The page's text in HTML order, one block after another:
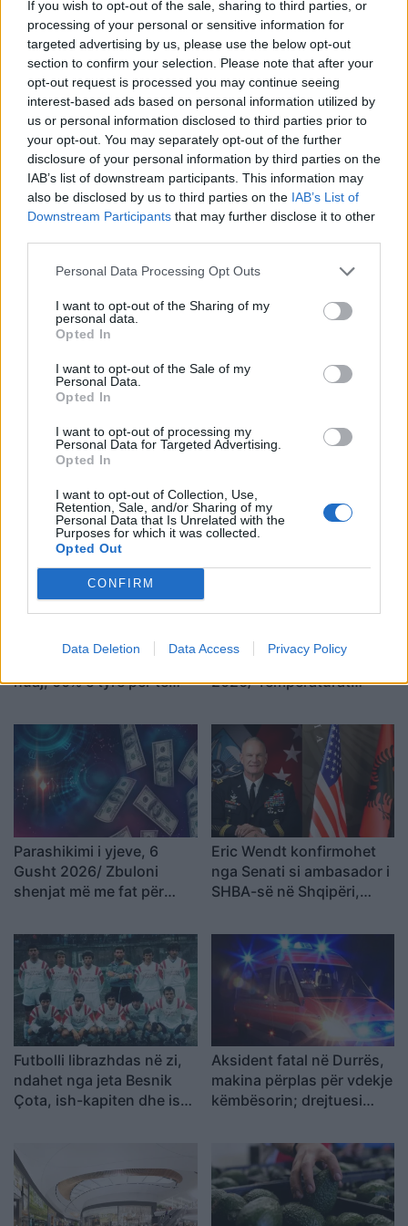
If you wish to opt-out of the sale, sharing to third parties, or
processing of your personal or sensitive information for
targeted advertising by us, please use the below opt-out
section to confirm your selection. Please note that after your
opt-out request is processed you may continue seeing
interest-based ads based on personal information utilized by
us or personal information disclosed to third parties prior to
your opt-out. You may separately opt-out of the further
disclosure of your personal information by third parties on the
IAB’s list of downstream participants. This information may
also be disclosed by us to third parties on the IAB’s List of
Downstream Participants that may further disclose it to other
Personal Data Processing Opt Outs
I want to opt-out of the Sharing of my
personal data.
Opted In
I want to opt-out of the Sale of my
Personal Data.
Opted In
I want to opt-out of processing my
Personal Data for Targeted Advertising.
Opted In
I want to opt-out of Collection, Use,
Retention, Sale, and/or Sharing of my
Personal Data that Is Unrelated with the
Purposes for which it was collected.
Opted Out
CONFIRM
Data Deletion Data Access Privacy Policy
për 2 atentate në Tiranë
Shtuarmë20.04.2022 22:14
Armand Bajrami
, Xhavit Shala
Në Shqipëri regjistrohen
rreth 39 mijë shtetas të
huaj, 60% e tyre për të
madhe të lejeve të
qëndrimit e kanë…
Parashikimi i motit për
ditën e sotme, 6 Gusht
2026/ Temperaturat
Parashikimi i yjeve, 6
Gusht 2026/ Zbuloni
shenjat më me fat për
Eric Wendt konfirmohet
nga Senati si ambasador i
SHBA-së në Shqipëri,
Trump
Futbolli librazhdas në zi,
ndahet nga jeta Besnik
Çota, ish-kapiten dhe ish-
Aksident fatal në Durrës,
makina përplas për vdekje
këmbësorin; drejtuesi